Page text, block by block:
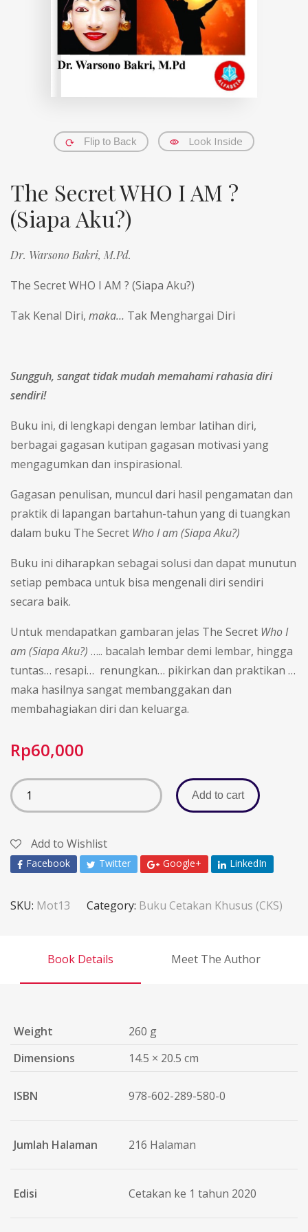
Flip to Back Look Inside
The Secret WHO I AM ?
(Siapa Aku?)
Dr. Warsono Bakri, M.Pd.
The Secret WHO I AM ? (Siapa Aku?)
Tak Kenal Diri, maka… Tak Menghargai Diri
Sungguh, sangat tidak mudah memahami rahasia diri
sendiri!
Buku ini, di lengkapi dengan lembar latihan diri,
berbagai gagasan kutipan gagasan motivasi yang
mengagumkan dan inspirasional.
Gagasan penulisan, muncul dari hasil pengamatan dan
praktik di lapangan bartahun-tahun yang di tuangkan
dalam buku The Secret Who I am (Siapa Aku?)
Buku ini diharapkan sebagai solusi dan dapat munutun
setiap pembaca untuk bisa mengenali diri sendiri
secara baik.
Untuk mendapatkan gambaran jelas The Secret Who I
am (Siapa Aku?) ….. bacalah lembar demi lembar, hingga
tuntas… resapi… renungkan… pikirkan dan praktikan …
maka hasilnya sangat membanggakan dan
membahagiakan diri dan keluarga.
Rp60,000
Add to cart
Add to Wishlist
Facebook Twitter Google+ LinkedIn
SKU: Mot13 Category: Buku Cetakan Khusus (CKS)
Book Details Meet The Author
Weight
260 g
Dimensions
14.5 × 20.5 cm
ISBN 978-602-289-580-0
Jumlah Halaman 216 Halaman
Edisi Cetakan ke 1 tahun 2020